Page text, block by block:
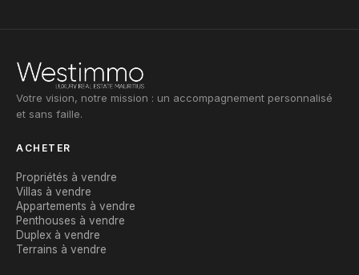
Votre vision, notre mission : un accompagnement personnalisé
et sans faille.
ACHETER
Propriétés à vendre
Villas à vendre
Appartements à vendre
Penthouses à vendre
Duplex à vendre
Terrains à vendre